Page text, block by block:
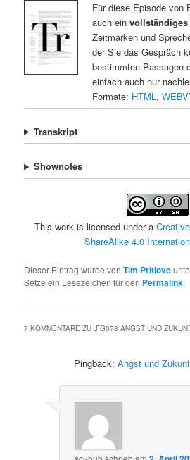
Für diese Episode von
auch ein
Zeitmarken und
der Sie das Gespräch
bestimmten Passagen
einfach auch nur
Formate: HTML,
Transkript
Shownotes
This work is licensed under a
ShareAlike 4.0
Dieser Eintrag wurde vonTim Pritlove
Setze ein Lesezeichen für den Permalink.
7 KOMMENTARE ZU „FG078 ANGST UND
Pingback:Angst und